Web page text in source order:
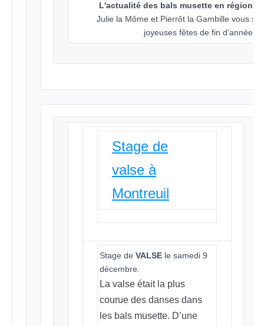
L'actualité des bals musette en région
Julie la Môme et Pierrôt la Gambille vous
joyeuses fêtes de fin d'année.
Stage de
valse à
Montreuil
Stage de VALSE le samedi 9
décembre.
La valse était la plus
courue des danses dans
les bals musette. D’une